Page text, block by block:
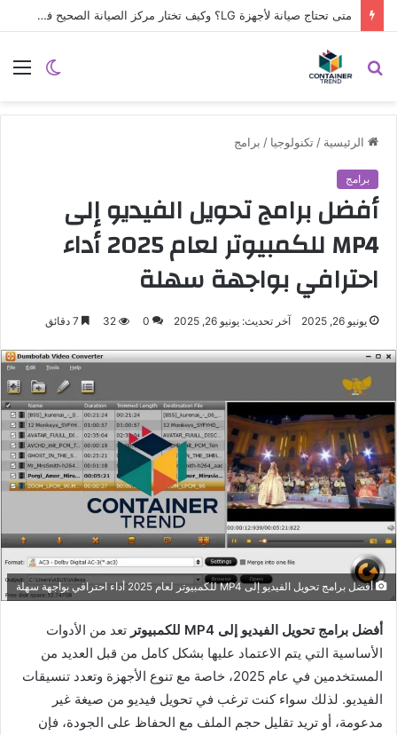
نموذج التواصل
إرسال
متى تحتاج صيانة لأجهزة LG؟ وكيف تختار مركز الصيانة الصحيح في مصر
الوضع
بحث
الرئيسية / تكنولوجيا / برامج
برامج
أفضل برامج تحويل الفيديو إلى
MP4 للكمبيوتر لعام 2025 أداء
احترافي بواجهة سهلة
يونيو 26, 2025 آخر تحديث: يونيو 26, 2025 0
32
أفضل برامج تحويل الفيديو إلى MP4 للكمبيوتر لعام 2025 أداء احترافي بواجهة سهلة
أفضل برامج تحويل الفيديو إلى MP4 للكمبيوتر
تعد من الأدوات
الأساسية التي يتم الاعتماد عليها بشكل كامل من قبل العديد من
المستخدمين في عام 2025، خاصة مع تنوع الأجهزة وتعدد تنسيقات
الفيديو. لذلك سواء كنت ترغب في تحويل فيديو من صيغة غير
مدعومة، أو تريد تقليل حجم الملف مع الحفاظ على الجودة، فإن